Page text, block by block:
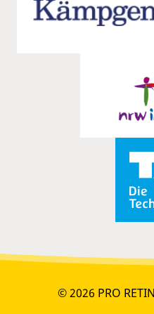
© 2026 PRO